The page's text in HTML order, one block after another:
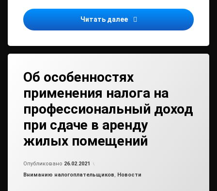
Читать далее Портал госуслуг –
Об особенностях
применения налога на
профессиональный доход
при сдаче в аренду
жилых помещений
Опубликовано 26.02.2021
Рубрики:
Вниманию налогоплательщиков, Новости